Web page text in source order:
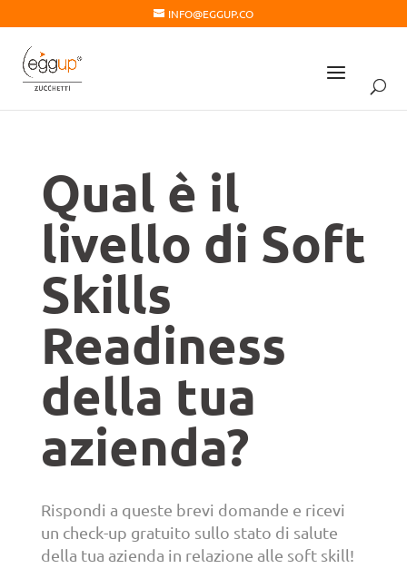
INFO@EGGUP.CO
Qual è il
livello di Soft
Skills
Readiness
della tua
azienda?
Rispondi a queste brevi domande e ricevi
un check-up gratuito sullo stato di salute
della tua azienda in relazione alle soft skill!